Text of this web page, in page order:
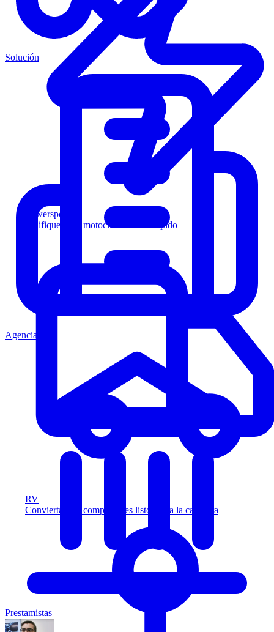
Powersports
Califique a los motociclistas más rápido
RV
Convierta más compradores listos para la carretera
Solución
Agencia
Prestamistas